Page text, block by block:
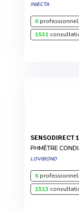
INJECTA
6
1531
SENSODIRECT
PHMÈTRE
LOVIBOND
6
1513